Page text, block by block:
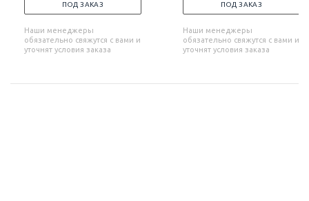
ПОД ЗАКАЗ
Наши менеджеры
обязательно свяжутся с вами и
уточнят условия заказа
ПОД ЗАКАЗ
Наши менеджеры
обязательно свяжутся с вами и
уточнят условия заказа